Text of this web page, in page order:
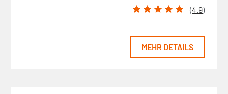
(4.9)
MEHR DETAILS